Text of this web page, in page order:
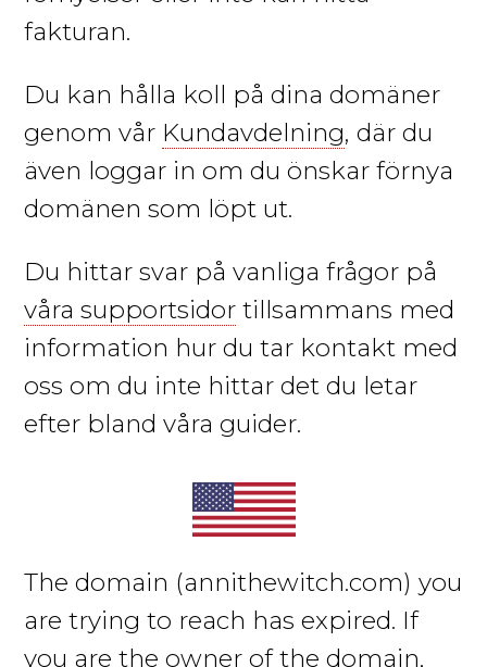
fakturan.
Du kan hålla koll på dina domäner
genom vår Kundavdelning, där du
även loggar in om du önskar förnya
domänen som löpt ut.
Du hittar svar på vanliga frågor på
våra supportsidor tillsammans med
information hur du tar kontakt med
oss om du inte hittar det du letar
efter bland våra guider.
The domain (annithewitch.com)you
are trying to reach has expired. If
you are the owner of the domain,